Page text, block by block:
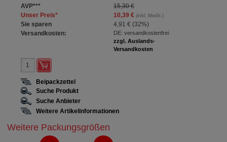
AVP***
15,30 €
Unser Preis* 10,39 €(inkl. MwSt.)
Sie sparen 4,91 € (32%)
Versandkosten:
DE: versandkostenfrei
zzgl. Auslands-
Versandkosten
Beipackzettel
Suche Produkt
Suche Anbieter
Weitere Artikelinformationen
Weitere Packungsgrößen